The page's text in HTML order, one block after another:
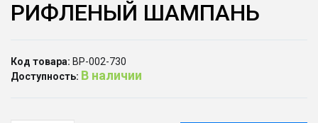
РИФЛЕНЫЙ ШАМПАНЬ
Код товара: ВР-002-730
Доступность: В наличии